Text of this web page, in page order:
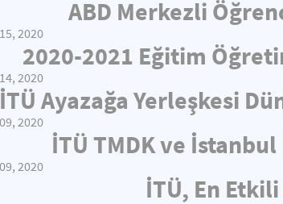
ABD Merkezli
2020
2020-2021 Eğitim
2020
İTÜ Ayazağa Yerleşkesi
2020
İTÜ TMDK ve
2020
İTÜ, En